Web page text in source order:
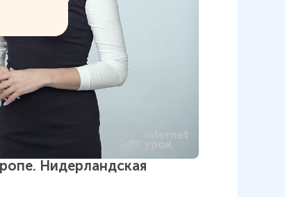
Нидерландская